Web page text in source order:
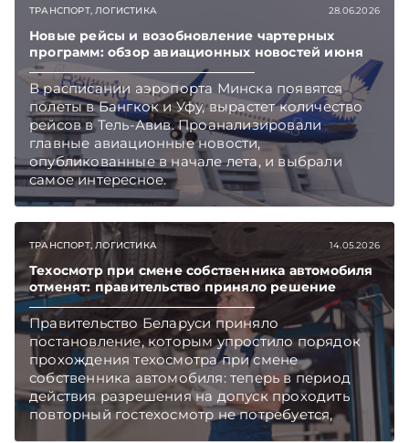
ТРАНСПОРТ, ЛОГИСТИКА 28.06.2026
Новые рейсы и возобновление чартерных
программ: обзор авиационных новостей июня
В расписании аэропорта Минска появятся
полеты в Бангкок и Уфу, вырастет количество
рейсов в Тель-Авив. Проанализировали
главные авиационные новости,
опубликованные в начале лета, и выбрали
самое интересное.
ТРАНСПОРТ, ЛОГИСТИКА 14.05.2026
Техосмотр при смене собственника автомобиля
отменят: правительство приняло решение
Правительство Беларуси приняло
постановление, которым упростило порядок
прохождения техосмотра при смене
собственника автомобиля: теперь в период
действия разрешения на допуск проходить
повторный гостехосмотр не потребуется,
сообщает официальный телеграм-канал